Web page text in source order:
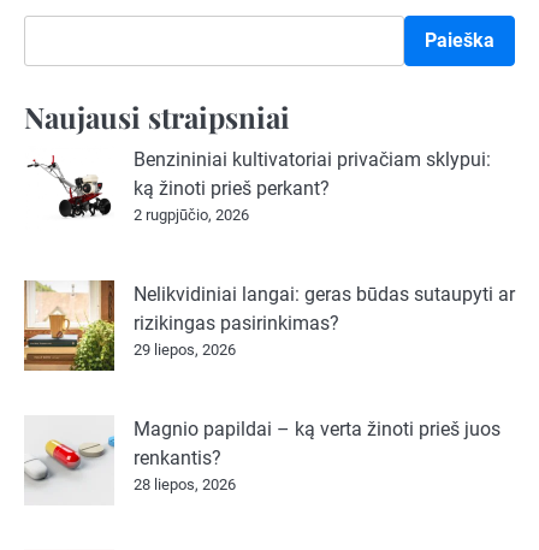
Paieška
Naujausi straipsniai
Benzininiai kultivatoriai privačiam sklypui:
ką žinoti prieš perkant?
2 rugpjūčio, 2026
Nelikvidiniai langai: geras būdas sutaupyti ar
rizikingas pasirinkimas?
29 liepos, 2026
Magnio papildai – ką verta žinoti prieš juos
renkantis?
28 liepos, 2026